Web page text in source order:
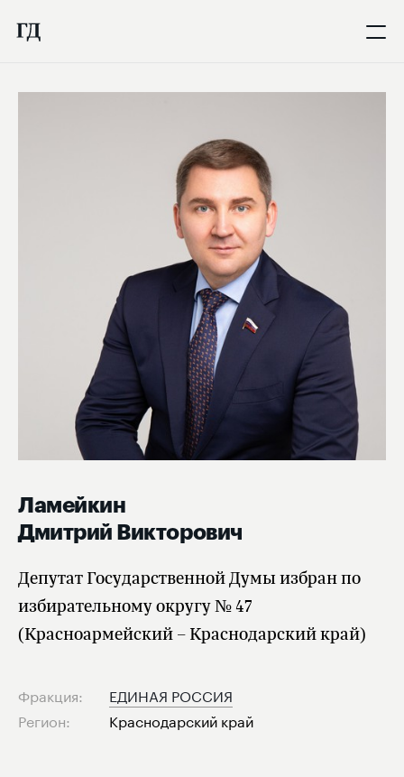
Ламейкин
Дмитрий Викторович
Депутат Государственной Думы избран по
избирательному округу № 47
(Красноармейский – Краснодарский край)
Фракция:
ЕДИНАЯ РОССИЯ
Регион:
Краснодарский край